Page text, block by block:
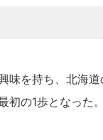
味を持ち、北海
の1歩となった。